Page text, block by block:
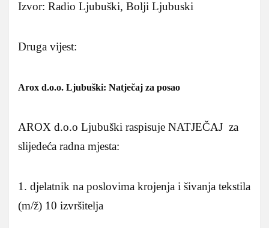
Izvor: Radio Ljubuški, Bolji Ljubuski
Druga vijest:
Arox d.o.o. Ljubuški: Natječaj za posao
AROX d.o.o Ljubuški raspisuje NATJEČAJ za
slijedeća radna mjesta:
1. djelatnik na poslovima krojenja i šivanja tekstila
(m/ž) 10 izvršitelja